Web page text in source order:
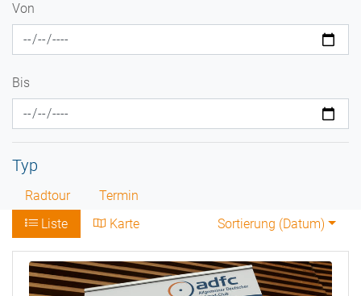
Von
Bis
Typ
Radtour
Termin
Liste
Karte Sortierung (Datum)